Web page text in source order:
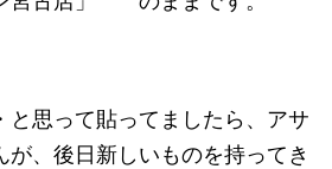
と思って貼ってましたら、アサ
が、後日新しいものを持ってき